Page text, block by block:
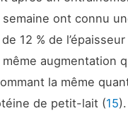
ont connu
12 % de
augmentation
la même
de petit-lait (15).